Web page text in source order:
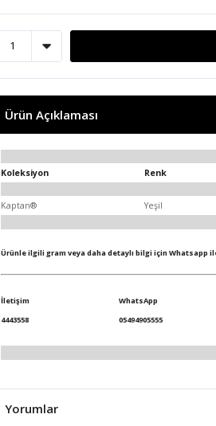
Ürün Açıklaması
Koleksiyon Renk
Kaptan® Yeşil
Ürünle ilgili gram veya daha detaylı bilgi için Whatsapp
İletişim
4443558
WhatsApp
05494905555
Yorumlar